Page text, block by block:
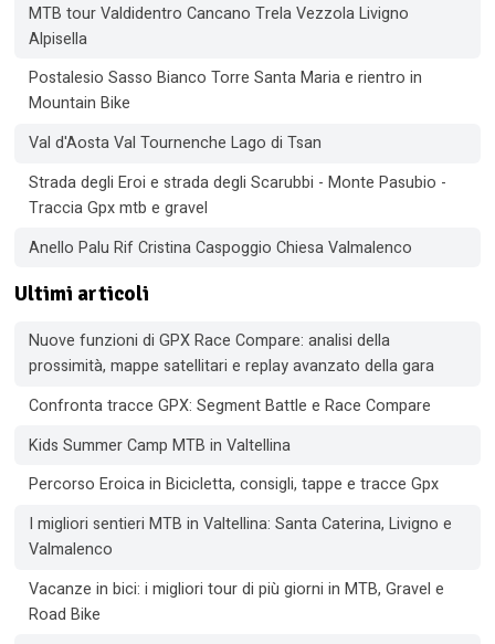
MTB tour Valdidentro Cancano Trela Vezzola Livigno
Alpisella
Postalesio Sasso Bianco Torre Santa Maria e rientro in
Mountain Bike
Val d'Aosta Val Tournenche Lago di Tsan
Strada degli Eroi e strada degli Scarubbi - Monte Pasubio -
Traccia Gpx mtb e gravel
Anello Palu Rif Cristina Caspoggio Chiesa Valmalenco
Ultimi articoli
Nuove funzioni di GPX Race Compare: analisi della
prossimità, mappe satellitari e replay avanzato della gara
Confronta tracce GPX: Segment Battle e Race Compare
Kids Summer Camp MTB in Valtellina
Percorso Eroica in Bicicletta, consigli, tappe e tracce Gpx
I migliori sentieri MTB in Valtellina: Santa Caterina, Livigno e
Valmalenco
Vacanze in bici: i migliori tour di più giorni in MTB, Gravel e
Road Bike